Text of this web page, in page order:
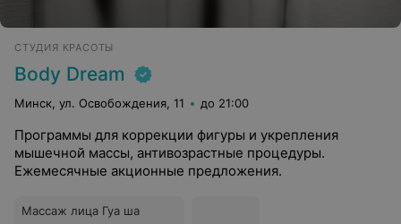
СТУДИЯ КРАСОТЫ
Body Dream
Минск, ул. Освобождения, 11 до 21:00
Программы для коррекции фигуры и укрепления
мышечной массы, антивозрастные процедуры.
Ежемесячные акционные предложения.
Массаж лица Гуа ша